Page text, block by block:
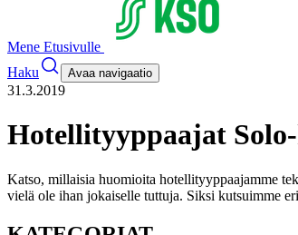
Mene Etusivulle
Haku
Avaa navigaatio
31.3.2019
Hotellityyppaajat
Katso, millaisia huomioita hotellityyppaajamme
vielä ole ihan jokaiselle tuttuja. Siksi kutsuimme